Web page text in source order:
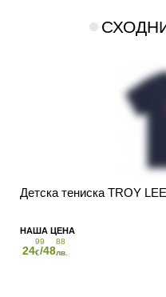
Детска тениска TROY
24
99
€/48
88
лв.